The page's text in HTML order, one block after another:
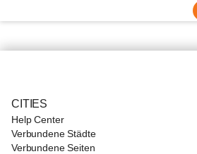
CITIES
Help Center
Verbundene Städte
Verbundene Seiten